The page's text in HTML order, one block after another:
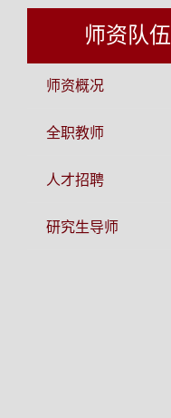
师资队伍
师资概况
全职教师
人才招聘
研究生导师